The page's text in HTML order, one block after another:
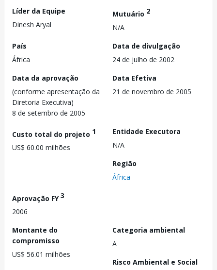
Líder da Equipe
Dinesh Aryal
Mutuário 2
N/A
País
África
Data de divulgação
24 de julho de 2002
Data da aprovação
(conforme apresentação da
Diretoria Executiva)
8 de setembro de 2005
Data Efetiva
21 de novembro de 2005
Custo total do projeto 1
US$ 60.00 milhões
Entidade Executora
N/A
Região
África
Aprovação FY3
2006
Montante do
compromisso
US$ 56.01 milhões
Categoria ambiental
A
Risco Ambiental e Social